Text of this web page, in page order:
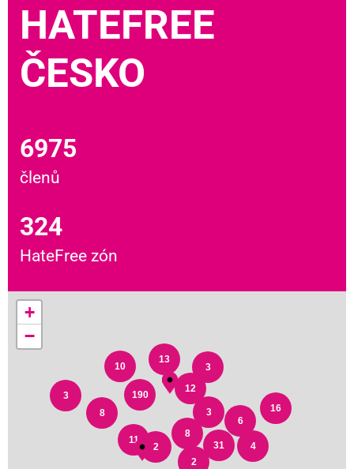
HATEFREE
ČESKO
6975
členů
324
HateFree zón
3
2
16
2
6
4
8
31
3
3
13
12
10
8
11
190
+
−